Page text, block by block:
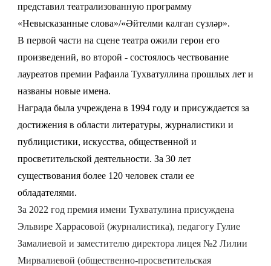
представил театрализованную программу
«Невысказанные слова»/«Әйтелми калган сүзләр».
В первой части на сцене театра ожили герои его
произведений, во второй - состоялось чествование
лауреатов премии Рафаила Тухватуллина прошлых лет и
названы новые имена.
Награда была учреждена в 1994 году и присуждается за
достижения в области литературы, журналистики и
публицистики, искусства, общественной и
просветительской деятельности. За 30 лет
существования более 120 человек стали ее
обладателями.
За 2022 год премия имени Тухватулина присуждена
Эльвире Харрасовой (журналистика), педагогу Гулие
Замалиевой и заместителю директора лицея №2 Лилии
Мирвалиевой (общественно-просветительская